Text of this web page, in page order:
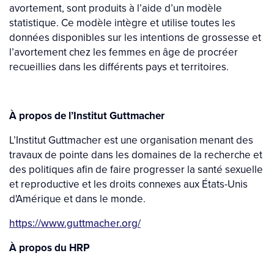
avortement, sont produits à l’aide d’un modèle
statistique. Ce modèle intègre et utilise toutes les
données disponibles sur les intentions de grossesse et
l’avortement chez les femmes en âge de procréer
recueillies dans les différents pays et territoires.
À propos de l’Institut Guttmacher
L’Institut Guttmacher est une organisation menant des
travaux de pointe dans les domaines de la recherche et
des politiques afin de faire progresser la santé sexuelle
et reproductive et les droits connexes aux États-Unis
d'Amérique et dans le monde.
https://www.guttmacher.org/
À propos du HRP